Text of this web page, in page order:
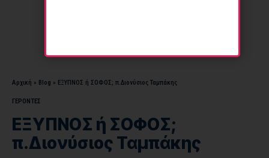
Αρχική » Blog » ΕΞΥΠΝΟΣ ή ΣΟΦΟΣ; π.Διονύσιος Ταμπάκης
ΓΕΡΟΝΤΕΣ
ΕΞΥΠΝΟΣ ή ΣΟΦΟΣ;
π.Διονύσιος Ταμπάκης